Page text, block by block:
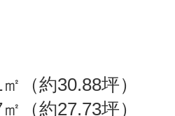
（約30.88坪）
（約27.73坪）